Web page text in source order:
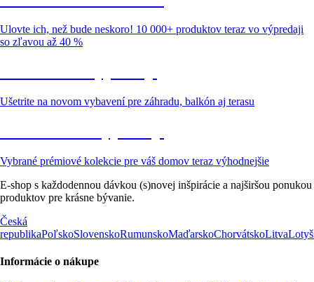
Ulovte ich, než bude neskoro! 10 000+ produktov teraz vo výpredaji
so zľavou až 40 %
Ušetrite na novom vybavení pre záhradu, balkón aj terasu
Vybrané prémiové kolekcie pre váš domov teraz výhodnejšie
E-shop s každodennou dávkou (s)novej inšpirácie a najširšou ponukou
produktov pre krásne bývanie.
Česká
republikaPoľskoSlovenskoRumunskoMaďarskoChorvátskoLitva
Informácie o nákupe